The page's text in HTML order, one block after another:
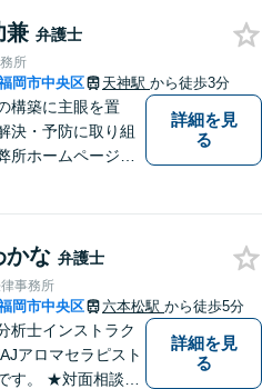
兼 弁護士
所
岡市中央区 天神駅 から徒歩3分
構築に主眼を置
決・予防に取り組
所ホームページは
詳細を見
る
かな 弁護士
事務所
岡市中央区 六本松駅 から徒歩5分
析士インストラク
アロマセラピスト
面相談が
詳細を見
る